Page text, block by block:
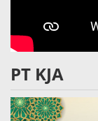
PT KJA